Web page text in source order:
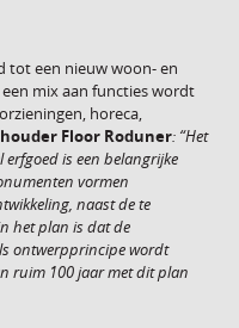
tot een nieuw woon- en
mix aan functies wordt
horeca,
Floor Roduner: “Het
is een belangrijke
vormen
naast de te
het plan is dat de
ontwerpprincipe wordt
ruim 100 jaar met dit plan